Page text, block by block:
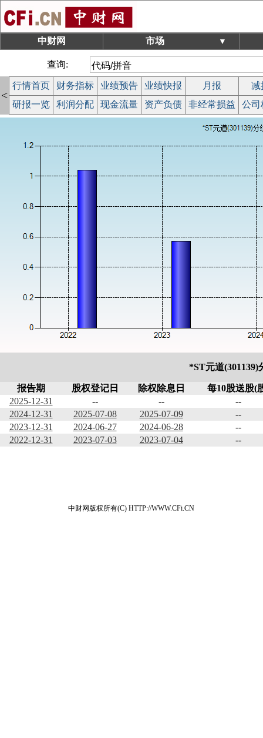
中财网 市场 ▼
查询:
<
行情首页 财务指标 业绩预告 业绩快报 月报
减
研报一览
利润分配 现金流量 资产负债 非经常损益 公司
*ST元道(301139)
报告期 股权登记日 除权除息日
每10股送股(
2025-12-31
-- --
--
2024-12-31
2025-07-08 2025-07-09
--
2023-12-31
2024-06-27 2024-06-28
--
2022-12-31
2023-07-03 2023-07-04 --
中财网版权所有(C) HTTP://WWW.CFi.CN